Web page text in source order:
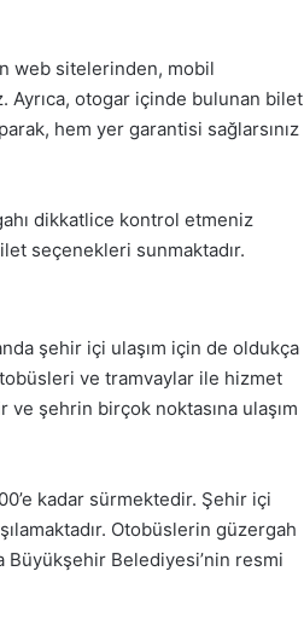
web sitelerinden, mobil
Ayrıca, otogar içinde bulunan bilet
hem yer garantisi sağlarsınız
dikkatlice kontrol etmeniz
seçenekleri sunmaktadır.
şehir içi ulaşım için de oldukça
ve tramvaylar ile hizmet
şehrin birçok noktasına ulaşım
kadar sürmektedir. Şehir içi
Otobüslerin güzergah
Belediyesi’nin resmi